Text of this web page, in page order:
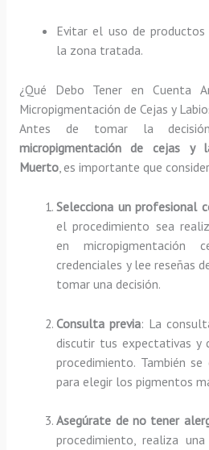
Evitar el uso de
la zona tratada.
¿Qué Debo Tener en Cuenta
Micropigmentación de Cejas y
Antes de tomar la
micropigmentación de cejas y
Muerto, es importante que
Selecciona un profesional
el procedimiento sea
en micropigmentación
credenciales y lee reseñas
tomar una decisión.
Consulta previa: La
discutir tus expectativas y
procedimiento. También
para elegir los pigmentos
Asegúrate de no tener
procedimiento, realiza